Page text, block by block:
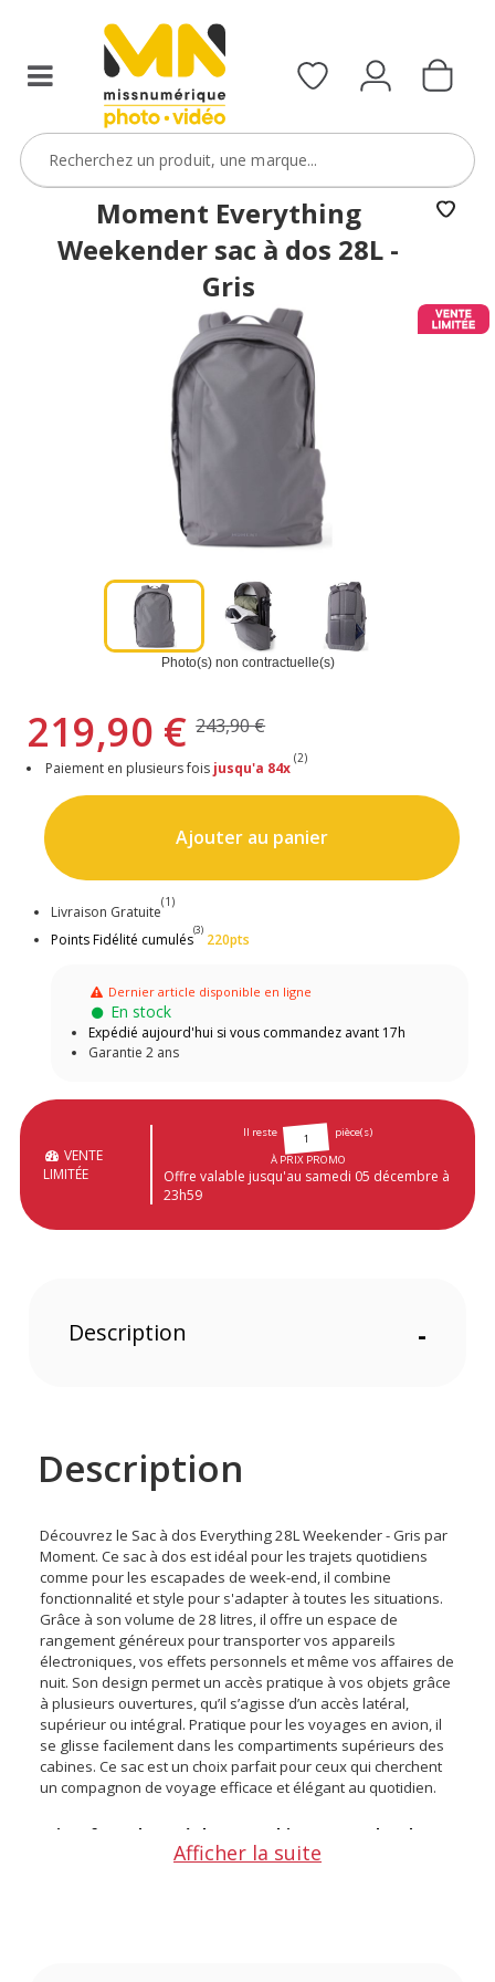
Moment Everything
Weekender sac à dos 28L -
Gris
Photo(s) non contractuelle(s)
219,90 € 243,90 €
Paiement en plusieurs fois jusqu'a 84x
(2)
Ajouter au panier
Livraison Gratuite
(1)
Points Fidélité cumulés
(3)
220pts
Dernier article disponible en ligne
En stock
Expédié aujourd'hui si vous commandez avant 17h
Garantie 2 ans
VENTE
LIMITÉE
Il reste 1
pièce(s)
À PRIX PROMO
Offre valable jusqu'au samedi 05 décembre à
23h59
Description -
Description
Découvrez le Sac à dos Everything 28L Weekender - Gris par
Moment. Ce sac à dos est idéal pour les trajets quotidiens
comme pour les escapades de week-end, il combine
fonctionnalité et style pour s'adapter à toutes les situations.
Grâce à son volume de 28 litres, il offre un espace de
rangement généreux pour transporter vos appareils
électroniques, vos effets personnels et même vos affaires de
nuit. Son design permet un accès pratique à vos objets grâce
à plusieurs ouvertures, qu’il s’agisse d’un accès latéral,
supérieur ou intégral. Pratique pour les voyages en avion, il
se glisse facilement dans les compartiments supérieurs des
cabines. Ce sac est un choix parfait pour ceux qui cherchent
un compagnon de voyage efficace et élégant au quotidien.
Points forts du Sac à dos Everything 28L Weekender -
Afficher la suite